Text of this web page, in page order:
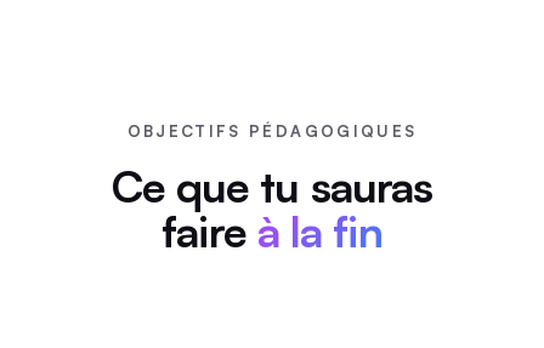
OBJECTIFS PÉDAGOGIQUES
Ce que tu sauras
faire à la fin